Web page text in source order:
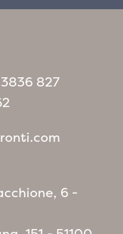
827
6 -